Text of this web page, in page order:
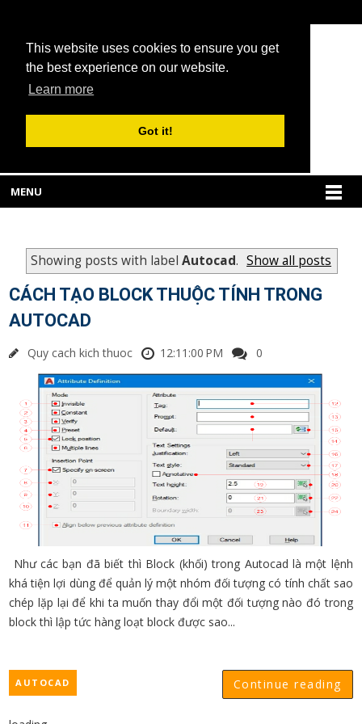
This website uses cookies to ensure you get
the best experience on our website.
Learn more
Got it!
MENU
Showing posts with label Autocad. Show all posts
CÁCH TẠO BLOCK THUỘC TÍNH TRONG
AUTOCAD
Quy cach kich thuoc 12:11:00 PM 0
Như các bạn đã biết thì Block (khối) trong Autocad là một lệnh
khá tiện lợi dùng để quản lý một nhóm đối tượng có tính chất sao
chép lặp lại để khi ta muốn thay đổi một đối tượng nào đó trong
block thì lập tức hàng loạt block được sao...
Continue reading
AUTOCAD